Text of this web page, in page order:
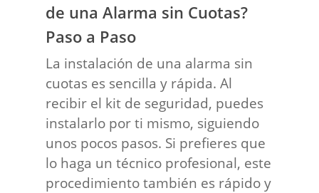
de una Alarma sin Cuotas?
Paso a Paso
La instalación de una alarma sin
cuotas es sencilla y rápida. Al
recibir el kit de seguridad, puedes
instalarlo por ti mismo, siguiendo
unos pocos pasos. Si prefieres que
lo haga un técnico profesional, este
procedimiento también es rápido y